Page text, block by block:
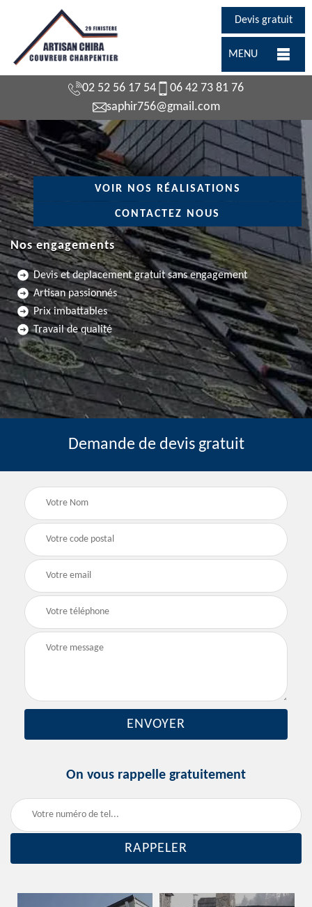
Devis gratuit
MENU
02 52 56 17 54
06 42 73 81 76
saphir756@gmail.com
VOIR NOS RÉALISATIONS
CONTACTEZ NOUS
Nos engagements
Devis et deplacement gratuit sans engagement
Artisan passionnés
Prix imbattables
Travail de qualité
Demande de devis gratuit
On vous rappelle gratuitement